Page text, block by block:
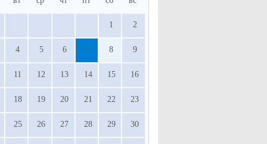
1 2
4 5 6 7 8 9
11 12 13 14 15 16
18 19 20 21 22 23
25 26 27 28 29 30